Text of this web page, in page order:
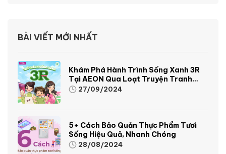
BÀI VIẾT MỚI NHẤT
Khám Phá Hành Trình Sống Xanh 3R
Tại AEON Qua Loạt Truyện Tranh
Sinh Động Và Thú Vị
27/09/2024
5+ Cách Bảo Quản Thực Phẩm Tươi
Sống Hiệu Quả, Nhanh Chóng
28/08/2024